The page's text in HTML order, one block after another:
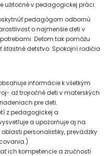
užitočné v pedagogickej práci.
pedagógom odbornú
o najmenšie deti v
Deťom tak pomôžu
šťastné detstvo. Spokojní rodičia
informácie k všetkým
až trojročné deti v materských
pre deti.
z pedagogickej a
a upozorňuje aj na
personalistiky, prevádzky
ich kompetencie a zručnosti